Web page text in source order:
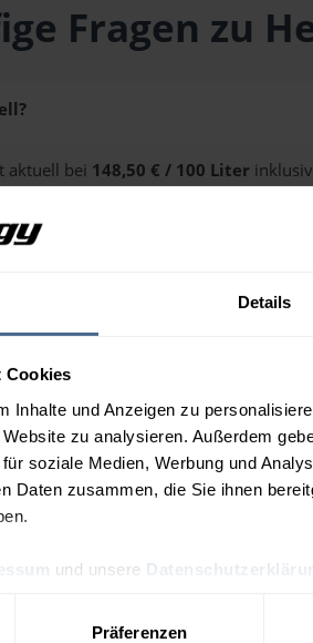
Details
Cookies
Inhalte und Anzeigen zu
zu analysieren. Außerdem
soziale Medien, Werbung und
Daten zusammen, die Sie ihnen
und unsere
Präferenzen
Fragen zu
aktuell bei 148,50 € / 100 Liter
erhalten Sie über unseren
Aegidi?